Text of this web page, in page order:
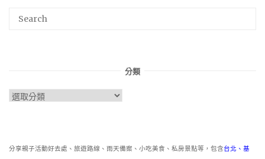
分類
分
分享親子活動好去處、旅遊路線、雨天備案、小吃美食、私房景點等，包含台北 、 基